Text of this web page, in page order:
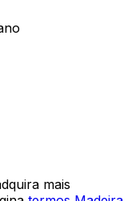
mais